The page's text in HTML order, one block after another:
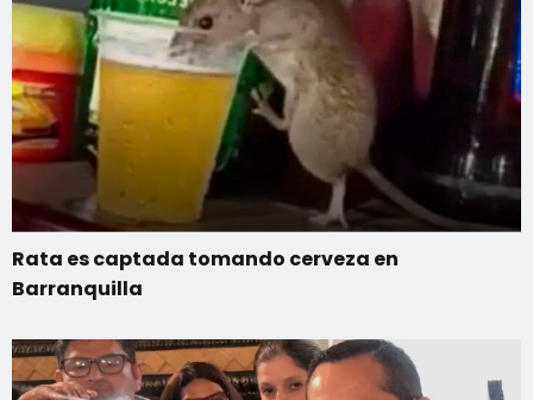
Rata es captada tomando cerveza en
Barranquilla